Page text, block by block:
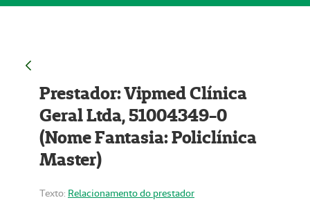
Prestador: Vipmed Clínica
Geral Ltda, 51004349-0
(Nome Fantasia: Policlínica
Master)
Texto: Relacionamento do prestador